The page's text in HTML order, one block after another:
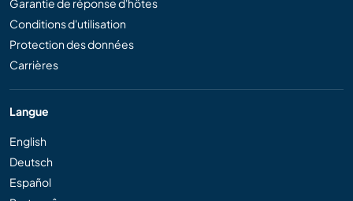
Garantie de réponse d'hôtes
Conditions d'utilisation
Protection des données
Carrières
Langue
English
Deutsch
Español